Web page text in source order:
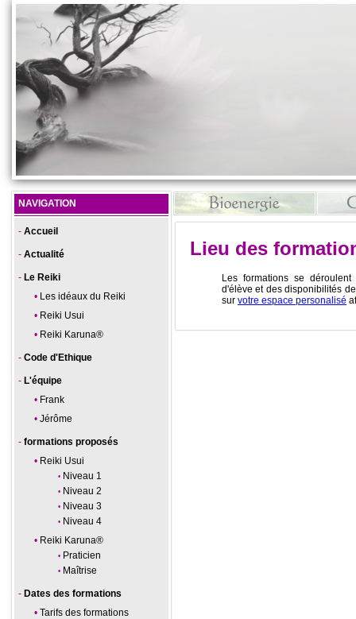
NAVIGATION
Accueil
Actualité
Le Reiki
Les idéaux du Reiki
Reiki Usui
Reiki Karuna®
Code d'Ethique
L'équipe
Frank
Jérôme
formations proposés
Reiki Usui
Niveau 1
Niveau 2
Niveau 3
Niveau 4
Reiki Karuna®
Praticien
Maîtrise
Dates des formations
Tarifs des formations
Lieu des
Les formations se
d'élève et des disponibilités
sur votre espace personalisé